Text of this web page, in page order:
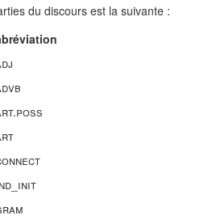
du discours est la suivante :